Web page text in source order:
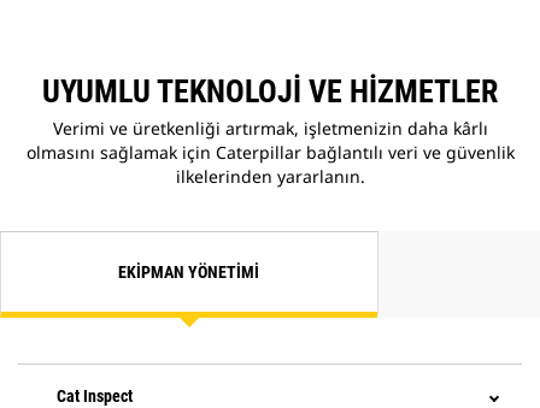
UYUMLU TEKNOLOJI VE HIZMETLER
Verimi ve üretkenliği artırmak, işletmenizin daha kârlı
olmasını sağlamak için Caterpillar bağlantılı veri ve güvenlik
ilkelerinden yararlanın.
EKIPMAN YÖNETIMI
Cat Inspect